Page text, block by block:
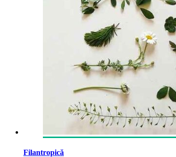
Filantropică